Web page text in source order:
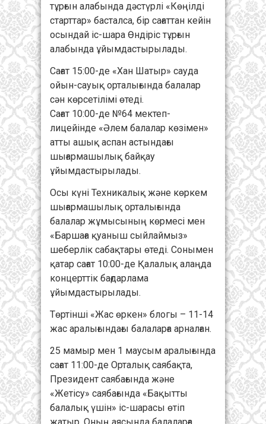
тұрғын алабында дәстүрлі «Көңілді
старттар» басталса, бір сағаттан кейін
осындай іс-шара Өндіріс тұрғын
алабында ұйымдастырылады.
Сағат 15:00-де «Хан Шатыр» сауда
ойын-сауық орталығында балалар
сән көрсетілімі өтеді.
Сағат 10:00-де №64 мектеп-
лицейінде «Әлем балалар көзімен»
атты ашық аспан астындағы
шығармашылық байқау
ұйымдастырылады.
Осы күні Техникалық және көркем
шығармашылық орталығында
балалар жұмысының көрмесі мен
«Баршаға қуаныш сыйлаймыз»
шеберлік сабақтары өтеді. Сонымен
қатар сағат 10:00-де Қалалық алаңда
концерттік бағдарлама
ұйымдастырылады.
Төртінші «Жас өркен» блогы – 11-14
жас аралығындағы балаларға арналған.
25 мамыр мен 1 маусым аралығында
сағат 11:00-де Орталық саябақта,
Президент саябағында және
«Жетісу» саябағында «Бақытты
балалық үшін» іс-шарасы өтіп